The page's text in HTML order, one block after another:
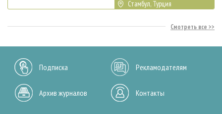
Стамбул, Турция
Смотреть все
Подписка Рекламодателям
Архив журналов Контакты